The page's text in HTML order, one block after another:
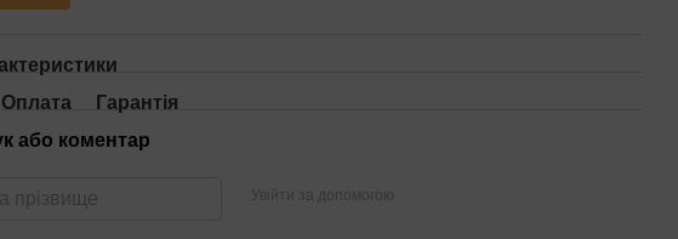
Оплата
Гарантія
або коментар
Увійти за допомогою